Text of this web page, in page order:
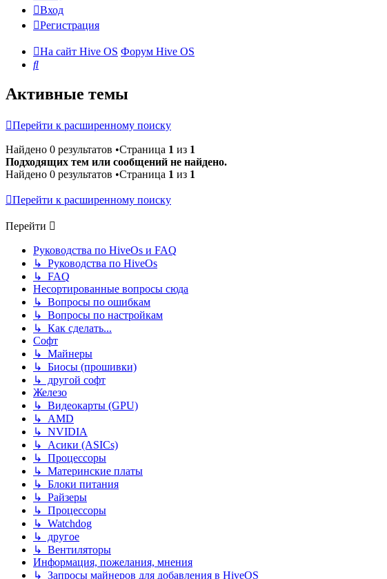
Вход
Регистрация
На сайт Hive OS Форум Hive OS
Поиск
Активные темы
Перейти к расширенному поиску
Найдено 0 результатов •Страница 1 из 1
Подходящих тем или сообщений не найдено.
Найдено 0 результатов •Страница 1 из 1
Перейти к расширенному поиску
Перейти
Руководства по HiveOs и FAQ
↳ Руководства по HiveOs
↳ FAQ
Несортированные вопросы сюда
↳ Вопросы по ошибкам
↳ Вопросы по настройкам
↳ Как сделать...
Софт
↳ Майнеры
↳ Биосы (прошивки)
↳ другой софт
Железо
↳ Видеокарты (GPU)
↳ AMD
↳ NVIDIA
↳ Асики (ASICs)
↳ Процессоры
↳ Материнские платы
↳ Блоки питания
↳ Райзеры
↳ Процессоры
↳ Watchdog
↳ другое
↳ Вентиляторы
Информация, пожелания, мнения
↳ Запросы майнеров для добавления в HiveOS